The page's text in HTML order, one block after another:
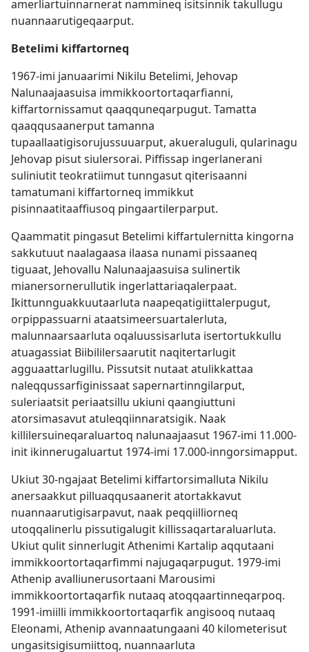
amerliartuinnarnerat nammineq isitsinnik takullugu
nuannaarutigeqaarput.
Betelimi kiffartorneq
1967-imi januaarimi Nikilu Betelimi, Jehovap
Nalunaajaasuisa immikkoortortaqarfianni,
kiffartornissamut qaaqquneqarpugut. Tamatta
qaaqqusaanerput tamanna
tupaallaatigisorujussuuarput, akueraluguli, qularinagu
Jehovap pisut siulersorai. Piffissap ingerlanerani
suliniutit teokratiimut tunngasut qiterisaanni
tamatumani kiffartorneq immikkut
pisinnaatitaaffiusoq pingaartilerparput.
Qaammatit pingasut Betelimi kiffartulernitta kingorna
sakkutuut naalagaasa ilaasa nunami pissaaneq
tiguaat, Jehovallu Nalunaajaasuisa sulinertik
mianersornerullutik ingerlattariaqalerpaat.
Ikittunnguakkuutaarluta naapeqatigiittalerpugut,
orpippassuarni ataatsimeersuartalerluta,
malunnaarsaarluta oqaluussisarluta isertortukkullu
atuagassiat Biibililersaarutit naqitertarlugit
agguaattarlugillu. Pissutsit nutaat atulikkattaa
naleqqussarfiginissaat sapernartinngilarput,
suleriaatsit periaatsillu ukiuni qaangiuttuni
atorsimasavut atuleqqiinnaratsigik. Naak
killilersuineqaraluartoq nalunaajaasut 1967-imi 11.000-
init ikinnerugaluartut 1974-imi 17.000-inngorsimapput.
Ukiut 30-ngajaat Betelimi kiffartorsimalluta Nikilu
anersaakkut pilluaqqusaanerit atortakkavut
nuannaarutigisarpavut, naak peqqiilliorneq
utoqqalinerlu pissutigalugit killissaqartaraluarluta.
Ukiut qulit sinnerlugit Athenimi Kartalip aqqutaani
immikkoortortaqarfimmi najugaqarpugut. 1979-imi
Athenip avalliunerusortaani Marousimi
immikkoortortaqarfik nutaaq atoqqaartinneqarpoq.
1991-imiilli immikkoortortaqarfik angisooq nutaaq
Eleonami, Athenip avannaatungaani 40 kilometerisut
ungasitsigisumiittoq, nuannaarluta